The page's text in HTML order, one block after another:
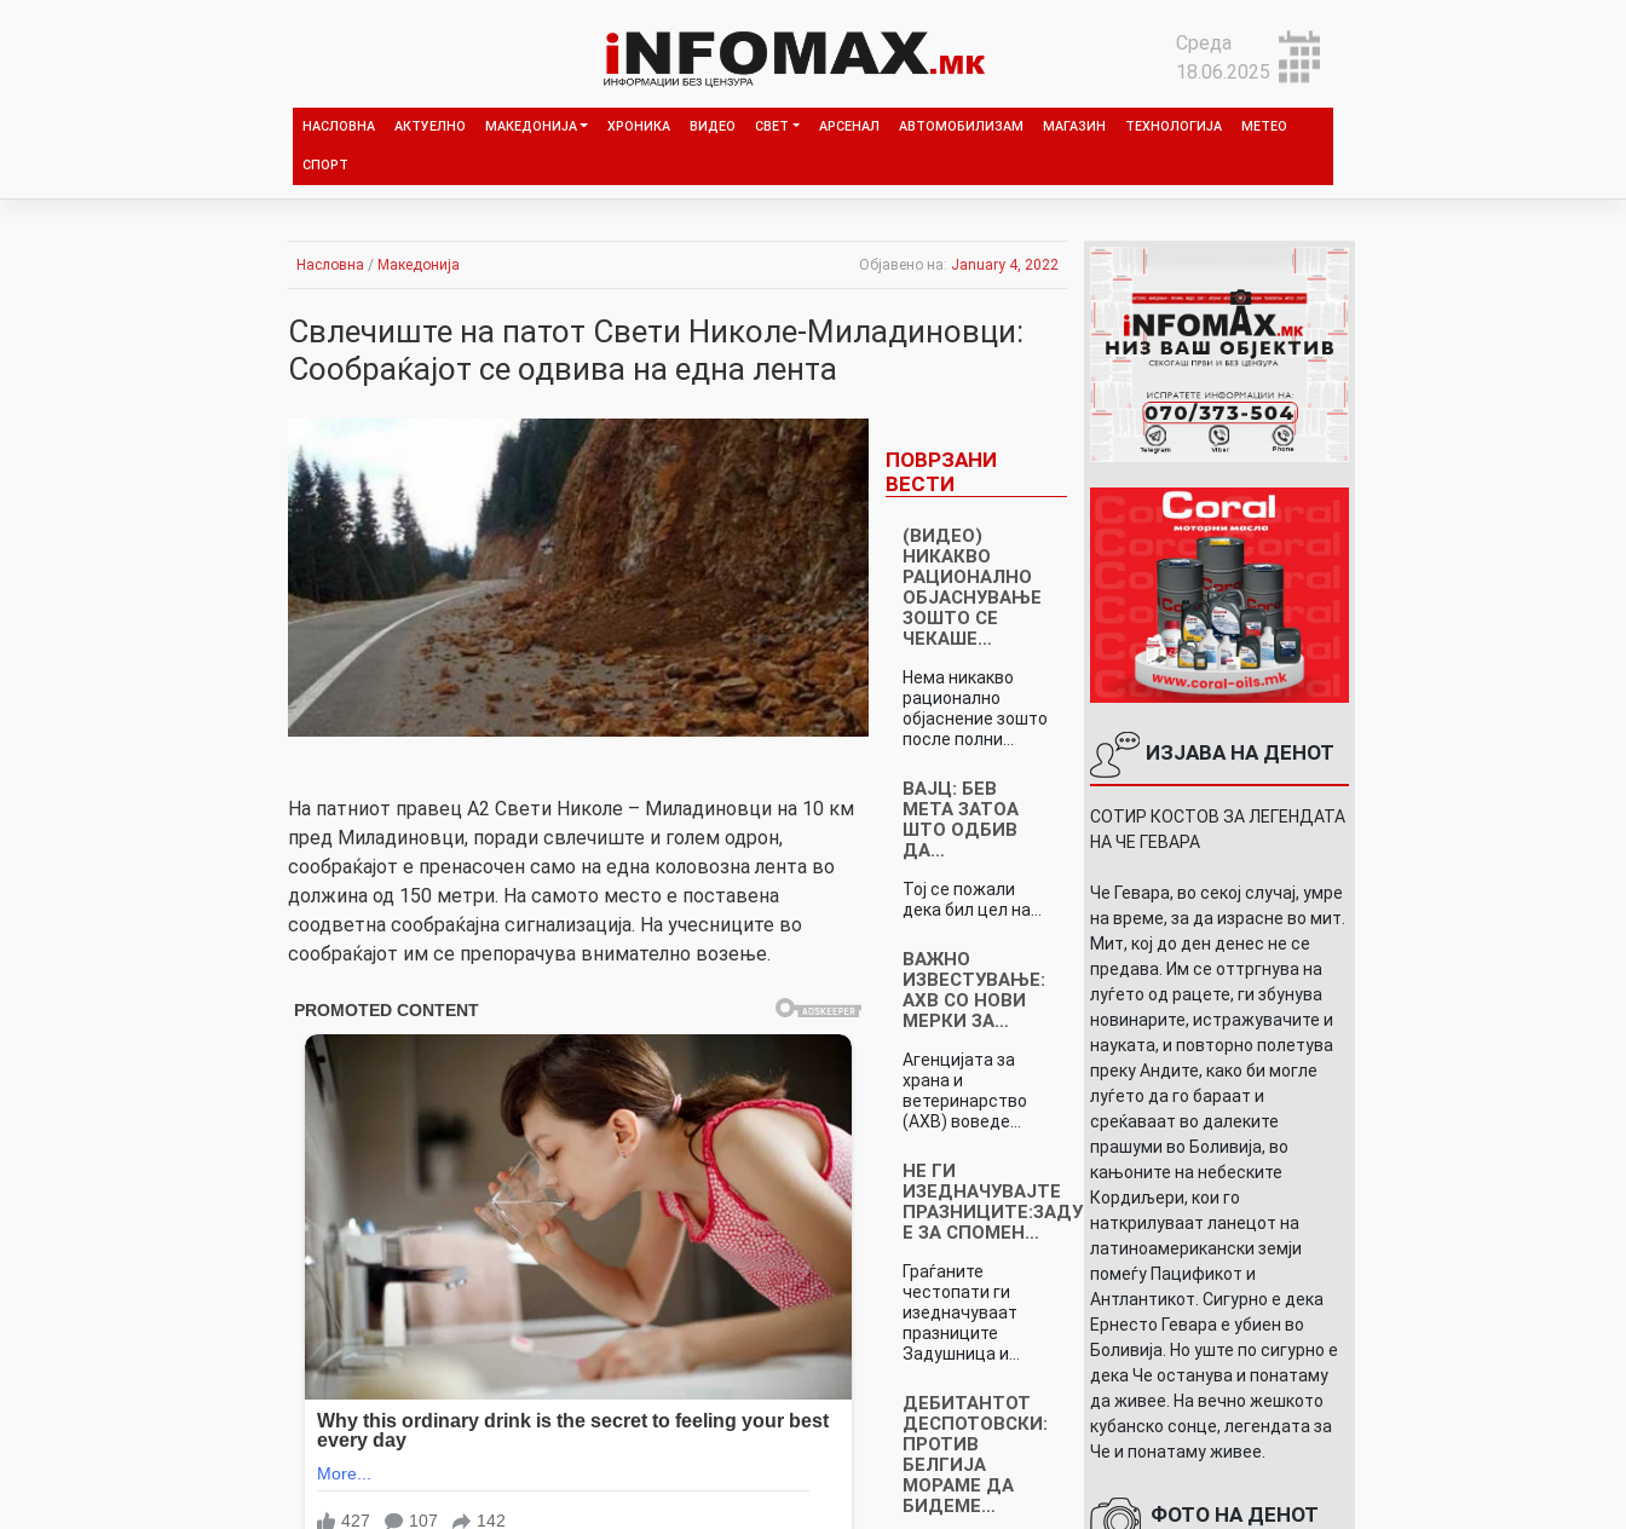
Среда
18.06.2025
НАСЛОВНА АКТУЕЛНО МАКЕДОНИЈА ХРОНИКА ВИДЕО СВЕТ АРСЕНАЛ АВТОМОБИЛИЗАМ МАГАЗИН ТЕХНОЛОГИЈА МЕТЕО
СПОРТ
Насловна / Македонија Објавено на: January 4, 2022
Свлечиште на патот Свети Николе-Миладиновци:
Сообраќајот се одвива на една лента
На патниот правец А2 Свети Николе – Миладиновци на 10 км
пред Миладиновци, поради свлечиште и голем одрон,
сообраќајот е пренасочен само на една коловозна лента во
должина од 150 метри. На самото место е поставена
соодветна сообраќајна сигнализација. На учесниците во
сообраќајот им се препорачува внимателно возење.
ПОВРЗАНИ
ВЕСТИ
(ВИДЕО)
НИКАКВО
РАЦИОНАЛНО
ОБЈАСНУВАЊЕ
ЗОШТО СЕ
ЧЕКАШЕ…
Нема никакво
рационално
објаснение зошто
после полни…
ВАЈЦ: БЕВ
МЕТА ЗАТОА
ШТО ОДБИВ
ДА…
Тој се пожали
дека бил цел на…
ВАЖНО
ИЗВЕСТУВАЊЕ:
АХВ СО НОВИ
МЕРКИ ЗА…
Агенцијата за
храна и
ветеринарство
(АХВ) воведе…
НЕ ГИ
ИЗЕДНАЧУВАЈТЕ
ПРАЗНИЦИТЕ:ЗАДУШНИЦАТА
Е ЗА СПОМЕН…
Граѓаните
честопати ги
изедначуваат
празниците
Задушница и…
ДЕБИТАНТОТ
ДЕСПОТОВСКИ:
ПРОТИВ
БЕЛГИЈА
МОРАМЕ ДА
БИДЕМЕ…
ИЗЈАВА НА ДЕНОТ
СОТИР КОСТОВ ЗА ЛЕГЕНДАТА
НА ЧЕ ГЕВАРА
Че Гевара, во секој случај, умре
на време, за да израсне во мит.
Мит, кој до ден денес не се
предава. Им се оттргнува на
луѓето од рацете, ги збунува
новинарите, истражувачите и
науката, и повторно полетува
преку Андите, како би могле
луѓето да го бараат и
среќаваат во далеките
прашуми во Боливија, во
кањоните на небеските
Кордиљери, кои го
наткрилуваат ланецот на
латиноамерикански земји
помеѓу Пацификот и
Антлантикот. Сигурно е дека
Ернесто Гевара е убиен во
Боливија. Но уште по сигурно е
дека Че останува и понатаму
да живее. На вечно жешкото
кубанско сонце, легендата за
Че и понатаму живее.
ФОТО НА ДЕНОТ